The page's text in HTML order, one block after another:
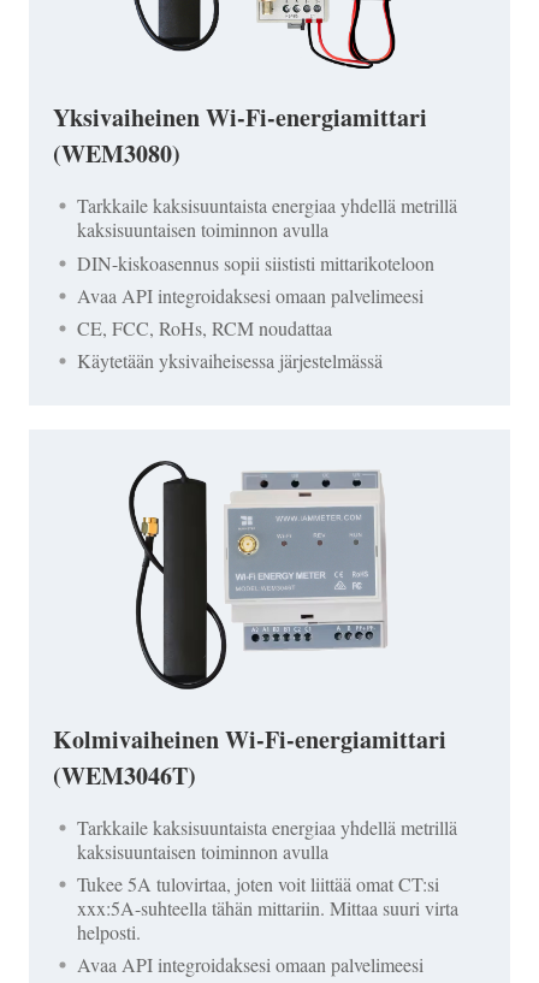
Yksivaiheinen Wi-Fi-energiamittari
(WEM3080)
Tarkkaile kaksisuuntaista energiaa yhdellä metrillä
kaksisuuntaisen toiminnon avulla
DIN-kiskoasennus sopii siististi mittarikoteloon
Avaa API integroidaksesi omaan palvelimeesi
CE, FCC, RoHs, RCM noudattaa
Käytetään yksivaiheisessa järjestelmässä
Kolmivaiheinen Wi-Fi-energiamittari
(WEM3046T)
Tarkkaile kaksisuuntaista energiaa yhdellä metrillä
kaksisuuntaisen toiminnon avulla
Tukee 5A tulovirtaa, joten voit liittää omat CT:si
xxx:5A-suhteella tähän mittariin. Mittaa suuri virta
helposti.
Avaa API integroidaksesi omaan palvelimeesi